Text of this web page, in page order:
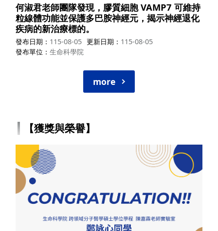
何淑君老師團隊發現，膠質細胞 VAMP7 可維持
粒線體功能並保護多巴胺神經元，揭示神經退化
疾病的新治療標的。
發布日期 115-08-05 更新日期
115-08-05
發布單位
生命科學院
more
【獲獎與榮譽】